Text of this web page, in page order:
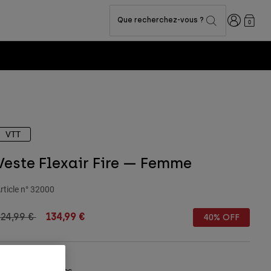
Que recherchez-vous ? Connexion
0
VTT
Flexair Fire — Femme
n° 32000
reduced from
€to134,99 € 40% OFF